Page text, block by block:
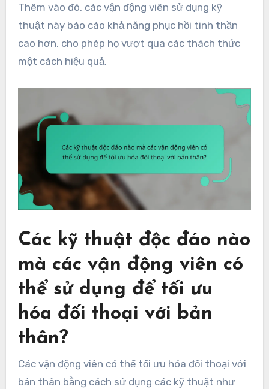
Thêm vào đó, các vận động viên sử dụng kỹ
thuật này báo cáo khả năng phục hồi tinh thần
cao hơn, cho phép họ vượt qua các thách thức
một cách hiệu quả.
Các kỹ thuật độc đáo nào
mà các vận động viên có
thể sử dụng để tối ưu
hóa đối thoại với bản
thân?
Các vận động viên có thể tối ưu hóa đối thoại với
bản thân bằng cách sử dụng các kỹ thuật như